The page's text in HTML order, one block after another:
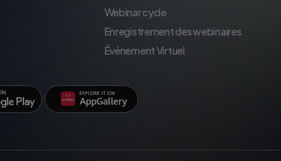
Webinar cycle
Enregistrement des webinaires
Événement Virtuel